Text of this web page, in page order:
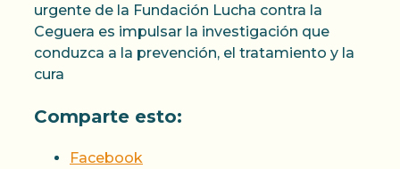
urgente de la Fundación Lucha contra la
Ceguera es impulsar la investigación que
conduzca a la prevención, el tratamiento y la
cura
Comparte esto:
Facebook